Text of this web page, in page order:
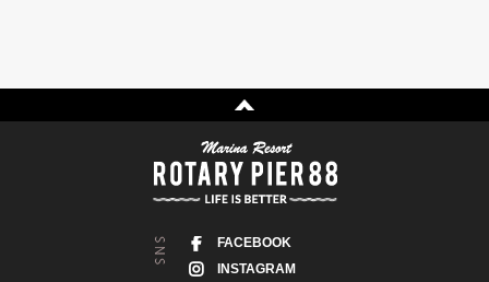
FACEBOOK
INSTAGRAM